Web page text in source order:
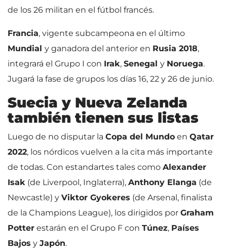
de los 26 militan en el fútbol francés.
Francia, vigente subcampeona en el último
Mundial y ganadora del anterior en Rusia 2018,
integrará el Grupo I con Irak, Senegal y Noruega.
Jugará la fase de grupos los días 16, 22 y 26 de junio.
Suecia y Nueva Zelanda
también tienen sus listas
Luego de no disputar la Copa del Mundo en Qatar
2022, los nórdicos vuelven a la cita más importante
de todas. Con estandartes tales como Alexander
Isak (de Liverpool, Inglaterra), Anthony Elanga (de
Newcastle) y Viktor Gyokeres (de Arsenal, finalista
de la Champions League), los dirigidos por Graham
Potter estarán en el Grupo F con Túnez, Países
Bajos y Japón.